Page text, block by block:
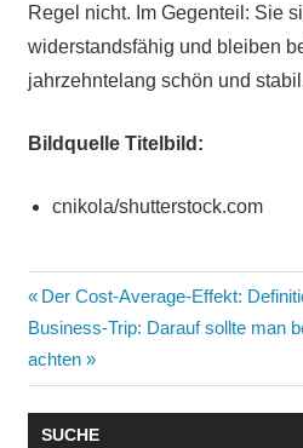
Regel nicht. Im Gegenteil: Sie
widerstandsfähig und bleiben
jahrzehntelang schön und
Bildquelle Titelbild:
cnikola/shutterstock.com
Beitragsnavigation
Vorheriger
Beitrag:
Der Cost-Average-Effekt:
Nächster
Beitrag:
Business-Trip: Darauf sollte man
achten
SUCHE